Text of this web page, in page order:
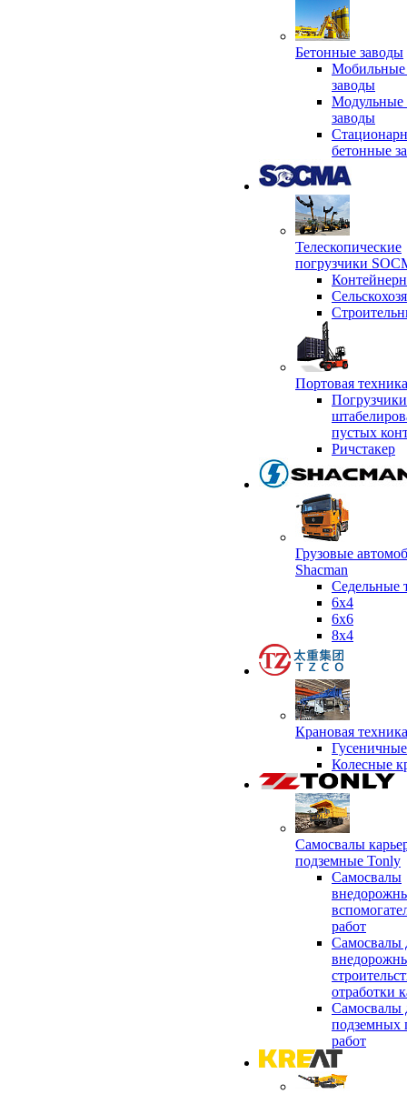
Бетонные заводы
Мобильные
заводы
Модульные
заводы
бетонные
Телескопические
погрузчики
Портовая
пустых
Ричстакер
Грузовые
Shacman
Седельные
6х4
6x6
8x4
Крановая
Колесные
Самосвалы
подземные Tonly
Самосвалы
работ
Самосвалы
отработки
Самосвалы
подземных
работ